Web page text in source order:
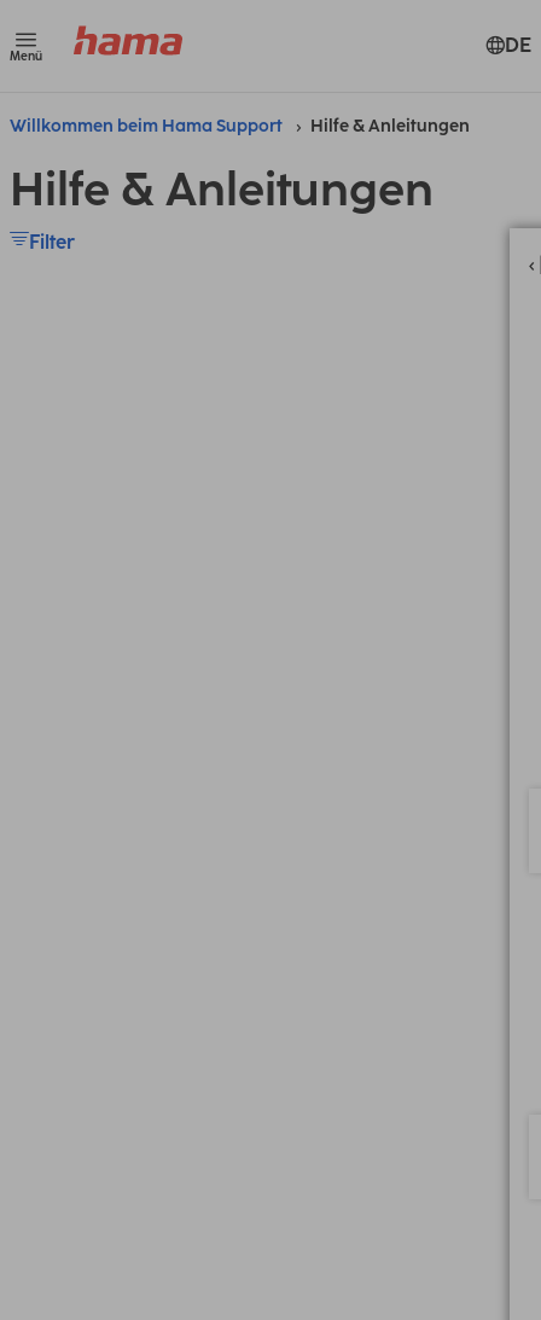
Menü DE
Willkommen beim Hama Support Hilfe & Anleitungen
Hilfe & Anleitungen
Filter